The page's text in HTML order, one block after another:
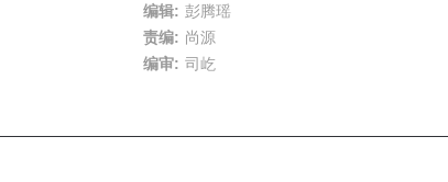
编辑: 彭腾瑶
责编: 尚源
编审: 司屹